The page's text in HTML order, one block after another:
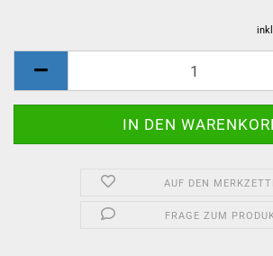
AUF DEN
FRAGE ZUM